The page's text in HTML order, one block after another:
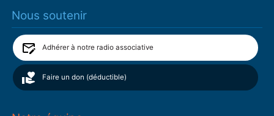
Nous soutenir
Adhérer à notre radio associative
Faire un don (déductible)